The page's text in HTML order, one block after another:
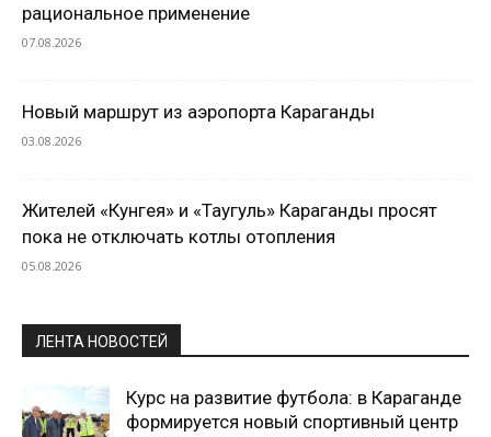
рациональное применение
07.08.2026
Новый маршрут из аэропорта Караганды
03.08.2026
Жителей «Кунгея» и «Таугуль» Караганды просят
пока не отключать котлы отопления
05.08.2026
ЛЕНТА НОВОСТЕЙ
Курс на развитие футбола: в Караганде
формируется новый спортивный центр